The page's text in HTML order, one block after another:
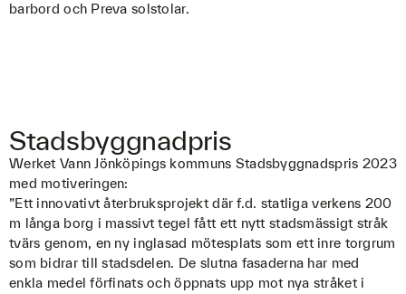
barbord och Preva solstolar.
Stadsbyggnadpris
Werket Vann Jönköpings kommuns Stadsbyggnadspris 2023
med motiveringen:
”Ett innovativt återbruksprojekt där f.d. statliga verkens 200
m långa borg i massivt tegel fått ett nytt stadsmässigt stråk
tvärs genom, en ny inglasad mötesplats som ett inre torgrum
som bidrar till stadsdelen. De slutna fasaderna har med
enkla medel förfinats och öppnats upp mot nya stråket i